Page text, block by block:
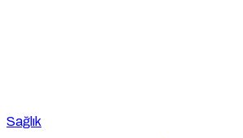
Sağlık